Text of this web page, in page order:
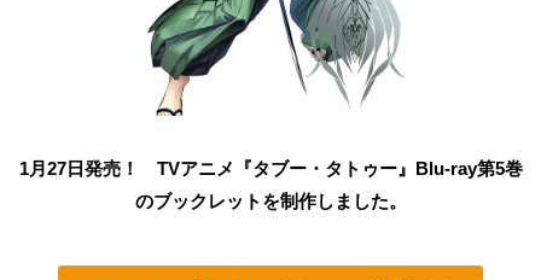
1月27日発売！ TVアニメ『タブー・タトゥー』Blu-ray第5巻
のブックレットを制作しました。